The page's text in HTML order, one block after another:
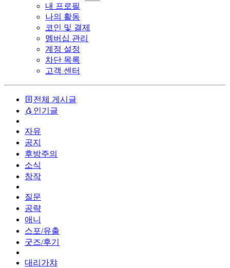
내 프로필
나의 활동
코인 및 결제
멤버십 관리
계정 설정
차단 목록
고객 센터
전체 게시글
인기글
자유
공지
후방주의
소식
창작
질문
공략
애니
스포/유출
굿즈/후기
대리가챠